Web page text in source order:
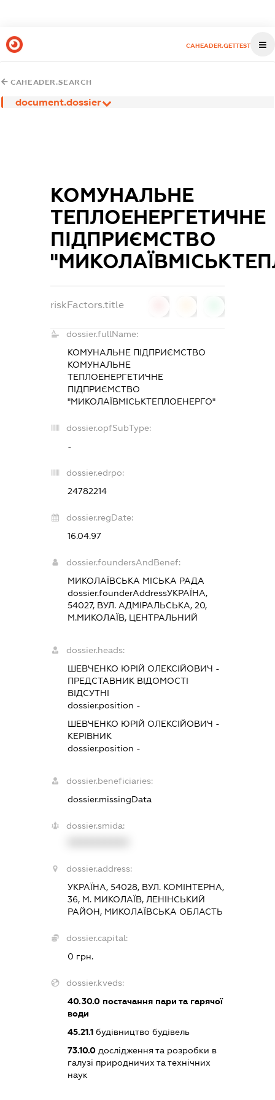
CAHEADER.GETTEST
CAHEADER.SEARCH
document.dossier
КОМУНАЛЬНЕ
ТЕПЛОЕНЕРГЕТИЧНЕ
ПІДПРИЄМСТВО
riskFactors.title
dossier.fullName:
КОМУНАЛЬНЕ ПІДПРИЄМСТВО
КОМУНАЛЬНЕ
ТЕПЛОЕНЕРГЕТИЧНЕ
ПІДПРИЄМСТВО
"МИКОЛАЇВМІСЬКТЕПЛОЕНЕРГО"
dossier.opfSubType:
-
dossier.edrpo:
24782214
dossier.regDate:
16.04.97
dossier.foundersAndBenef:
МИКОЛАЇВСЬКА МІСЬКА РАДА
dossier.founderAddressУКРАЇНА,
54027, ВУЛ. АДМІРАЛЬСЬКА, 20,
М.МИКОЛАЇВ, ЦЕНТРАЛЬНИЙ
dossier.heads:
ШЕВЧЕНКО ЮРІЙ ОЛЕКСІЙОВИЧ -
ПРЕДСТАВНИК ВІДОМОСТІ
ВІДСУТНІ
dossier.position -
ШЕВЧЕНКО ЮРІЙ ОЛЕКСІЙОВИЧ -
КЕРІВНИК
dossier.position -
dossier.beneficiaries:
dossier.missingData
dossier.smida:
dossier.address:
УКРАЇНА, 54028, ВУЛ. КОМІНТЕРНА,
36, М. МИКОЛАЇВ, ЛЕНІНСЬКИЙ
РАЙОН, МИКОЛАЇВСЬКА ОБЛАСТЬ
dossier.capital:
0 грн.
dossier.kveds:
40.30.0 постачання пари та гарячої
води
45.21.1 будівництво будівель
73.10.0 дослідження та розробки в
галузі природничих та технічних
наук